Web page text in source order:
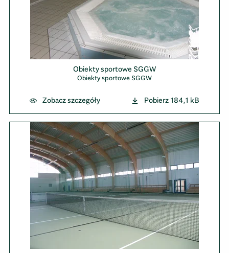
Obiekty sportowe SGGW
Obiekty sportowe SGGW
Zobacz szczegóły Pobierz 184,1 kB